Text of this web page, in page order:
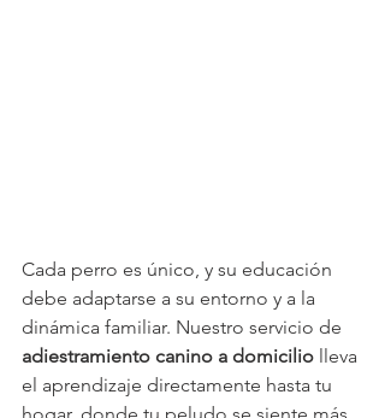
Cada perro es único, y su educación
debe adaptarse a su entorno y a la
dinámica familiar. Nuestro servicio de
adiestramiento canino a domicilio lleva
el aprendizaje directamente hasta tu